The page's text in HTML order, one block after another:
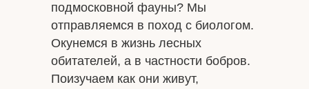
подмосковной фауны? Мы
отправляемся в поход с биологом.
Окунемся в жизнь лесных
обитателей, а в частности бобров.
Поизучаем как они живут,